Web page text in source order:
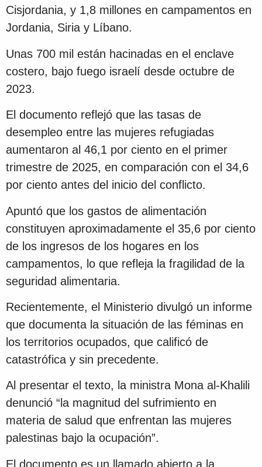
Cisjordania, y 1,8 millones en campamentos en
Jordania, Siria y Líbano.
Unas 700 mil están hacinadas en el enclave
costero, bajo fuego israelí desde octubre de
2023.
El documento reflejó que las tasas de
desempleo entre las mujeres refugiadas
aumentaron al 46,1 por ciento en el primer
trimestre de 2025, en comparación con el 34,6
por ciento antes del inicio del conflicto.
Apuntó que los gastos de alimentación
constituyen aproximadamente el 35,6 por ciento
de los ingresos de los hogares en los
campamentos, lo que refleja la fragilidad de la
seguridad alimentaria.
Recientemente, el Ministerio divulgó un informe
que documenta la situación de las féminas en
los territorios ocupados, que calificó de
catastrófica y sin precedente.
Al presentar el texto, la ministra Mona al-Khalili
denunció “la magnitud del sufrimiento en
materia de salud que enfrentan las mujeres
palestinas bajo la ocupación”.
El documento es un llamado abierto a la